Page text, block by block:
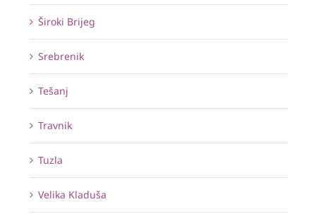
Široki Brijeg
Srebrenik
Tešanj
Travnik
Tuzla
Velika Kladuša